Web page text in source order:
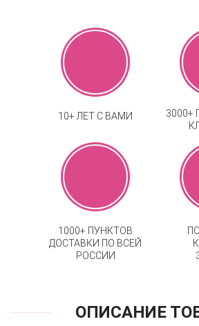
10+ ЛЕТ С ВАМИ
1000+ ПУНКТОВ
ДОСТАВКИ ПО ВСЕЙ
РОССИИ
ОПИСАНИЕ